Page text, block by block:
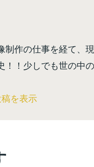
制作の仕事を経て、
！！少しでも世の中
を表示